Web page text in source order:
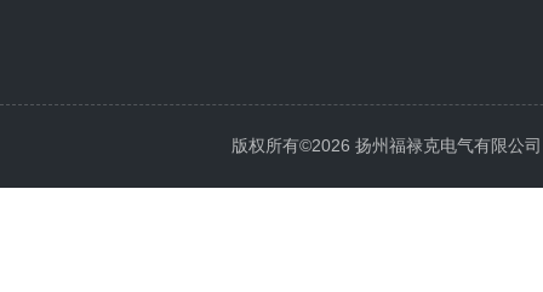
版权所有©2026 扬州福禄克电气有限公